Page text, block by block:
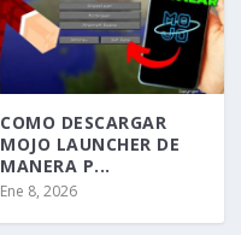
COMO DESCARGAR
MOJO LAUNCHER DE
MANERA P...
Ene 8, 2026